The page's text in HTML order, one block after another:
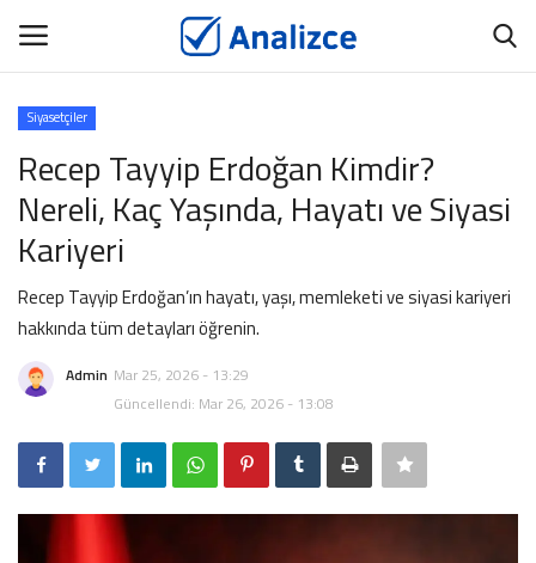
GİRİŞ
Ana Sayfa
ANALİZCE
BİYOGRAFİ
TANITIM YAZISI
İNCELE
İÇERİK YAYINLAT
Siyasetçiler
Recep Tayyip Erdoğan Kimdir?
Nereli, Kaç Yaşında, Hayatı ve Siyasi
Kariyeri
Recep Tayyip Erdoğan’ın hayatı, yaşı, memleketi ve siyasi kariyeri
hakkında tüm detayları öğrenin.
Admin Mar 25, 2026 - 13:29
Güncellendi: Mar 26, 2026 - 13:08